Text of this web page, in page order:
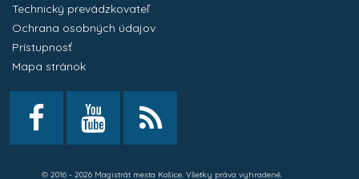
Technický prevádzkovateľ
Ochrana osobných údajov
Prístupnosť
Mapa stránok
© 2016 - 2026 Magistrát mesta Košice. Všetky práva vyhradené.